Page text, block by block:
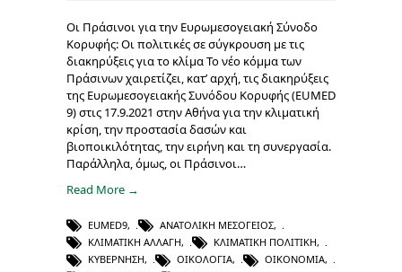
Οι Πράσινοι για την Ευρωμεσογειακή Σύνοδο
Κορυφής: Οι πολιτικές σε σύγκρουση με τις
διακηρύξεις για το κλίμα Το νέο κόμμα των
Πράσινων χαιρετίζει, κατ’ αρχή, τις διακηρύξεις
της Ευρωμεσογειακής Συνόδου Κορυφής (EUMED
9) στις 17.9.2021 στην Αθήνα για την κλιματική
κρίση, την προστασία δασών και
βιοποικιλότητας, την ειρήνη και τη συνεργασία.
Παράλληλα, όμως, οι Πράσινοι…
Read More →
EUMED9, ΑΝΑΤΟΛΙΚΉ ΜΕΣΌΓΕΙΟΣ,
ΚΛΙΜΑΤΙΚΉ ΑΛΛΑΓΉ, ΚΛΙΜΑΤΙΚΉ ΠΟΛΙΤΙΚΉ,
ΚΥΒΈΡΝΗΣΗ, ΟΙΚΟΛΟΓΊΑ, ΟΙΚΟΝΟΜΊΑ,